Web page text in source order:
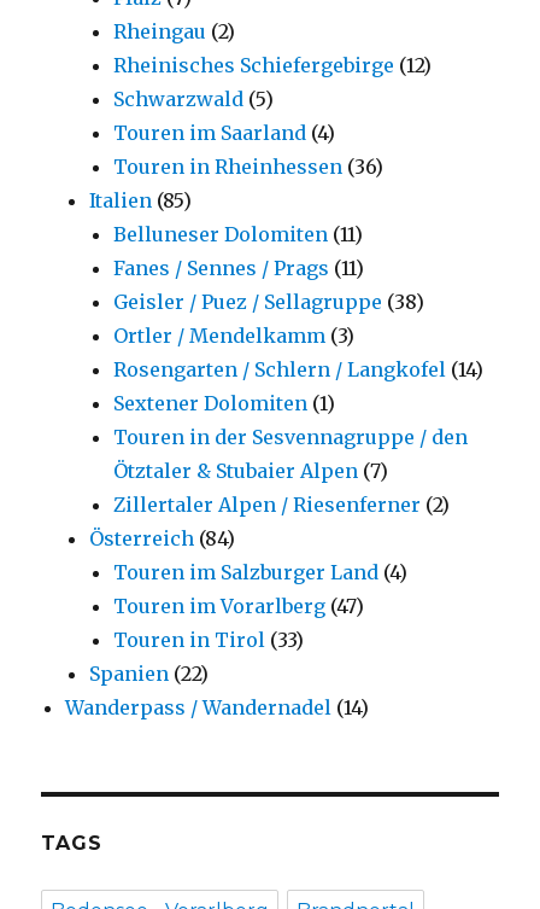
Rheingau (2)
Rheinisches Schiefergebirge (12)
Schwarzwald (5)
Touren im Saarland (4)
Touren in Rheinhessen (36)
Italien (85)
Belluneser Dolomiten (11)
Fanes / Sennes / Prags (11)
Geisler / Puez / Sellagruppe (38)
Ortler / Mendelkamm (3)
Rosengarten / Schlern / Langkofel (14)
Sextener Dolomiten (1)
Touren in der Sesvennagruppe / den
Ötztaler & Stubaier Alpen (7)
Zillertaler Alpen / Riesenferner (2)
Österreich (84)
Touren im Salzburger Land (4)
Touren im Vorarlberg (47)
Touren in Tirol (33)
Spanien (22)
Wanderpass / Wandernadel (14)
TAGS